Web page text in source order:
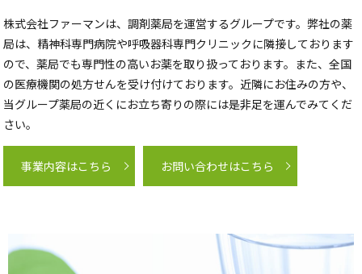
株式会社ファーマンは、調剤薬局を運営するグループです。弊社の薬
局は、精神科専門病院や呼吸器科専門クリニックに隣接しております
ので、薬局でも専門性の高いお薬を取り扱っております。また、全国
の医療機関の処方せんを受け付けております。近隣にお住みの方や、
当グループ薬局の近くにお立ち寄りの際には是非足を運んでみてくだ
さい。
事業内容はこちら お問い合わせはこちら